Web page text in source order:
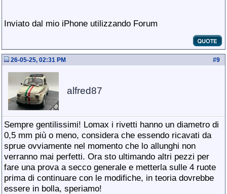
Inviato dal mio iPhone utilizzando Forum
#9
26-05-25, 02:31 PM
alfred87
Sempre gentilissimi! Lomax i rivetti hanno un diametro di
0,5 mm più o meno, considera che essendo ricavati da
sprue ovviamente nel momento che lo allunghi non
verranno mai perfetti. Ora sto ultimando altri pezzi per
fare una prova a secco generale e metterla sulle 4 ruote
prima di continuare con le modifiche, in teoria dovrebbe
essere in bolla, speriamo!